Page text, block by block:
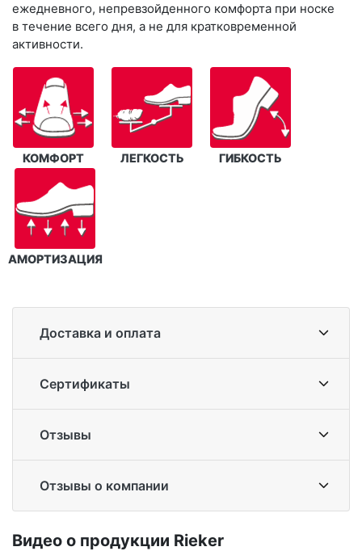
ежедневного, непревзойденного комфорта при носке
в течение всего дня, а не для кратковременной
активности.
КОМФОРТ ЛЕГКОСТЬ ГИБКОСТЬ
АМОРТИЗАЦИЯ
Доставка и оплата
Сертификаты
Отзывы
Отзывы о компании
Ви­део о про­дук­ции Ri­eker